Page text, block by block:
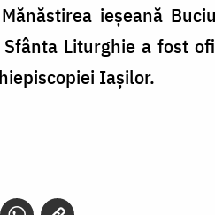
ieșeană
Liturghie a fost
Iașilor.